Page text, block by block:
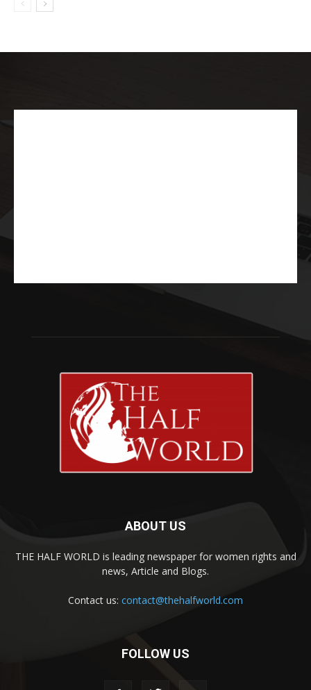
ABOUT US
THE HALF WORLD is leading newspaper for women rights and
news, Article and Blogs.
Contact us: contact@thehalfworld.com
FOLLOW US